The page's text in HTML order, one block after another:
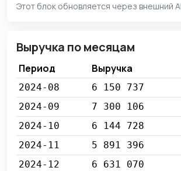
Этот блок обновляется через внешний
Выручка по месяцам
Период Выручка
2024-08 6 150 737
2024-09
7 300 106
2024-10
6 144 728
2024-11
5 891 396
2024-12
6 631 070